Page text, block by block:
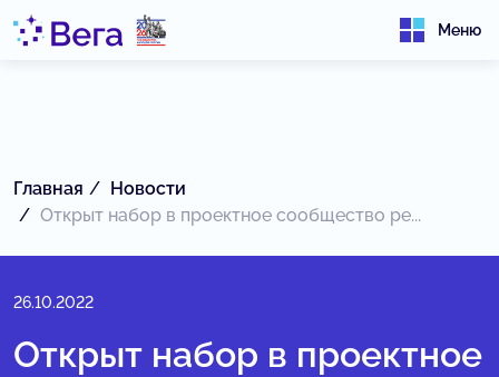
Меню
Главная
Новости
Открыт набор в проектное сообщество ре...
26.10.2022
Открыт набор в проектное